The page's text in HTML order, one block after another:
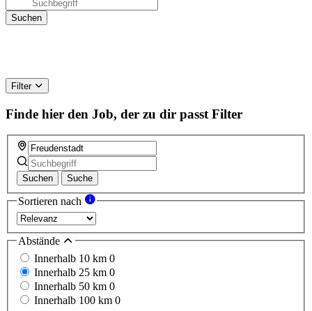
Filter
Finde hier den Job, der zu dir passt Filter
Suchen Suche
Sortieren nach
Abstände
Innerhalb 10 km 0
Innerhalb 25 km 0
Innerhalb 50 km 0
Innerhalb 100 km 0